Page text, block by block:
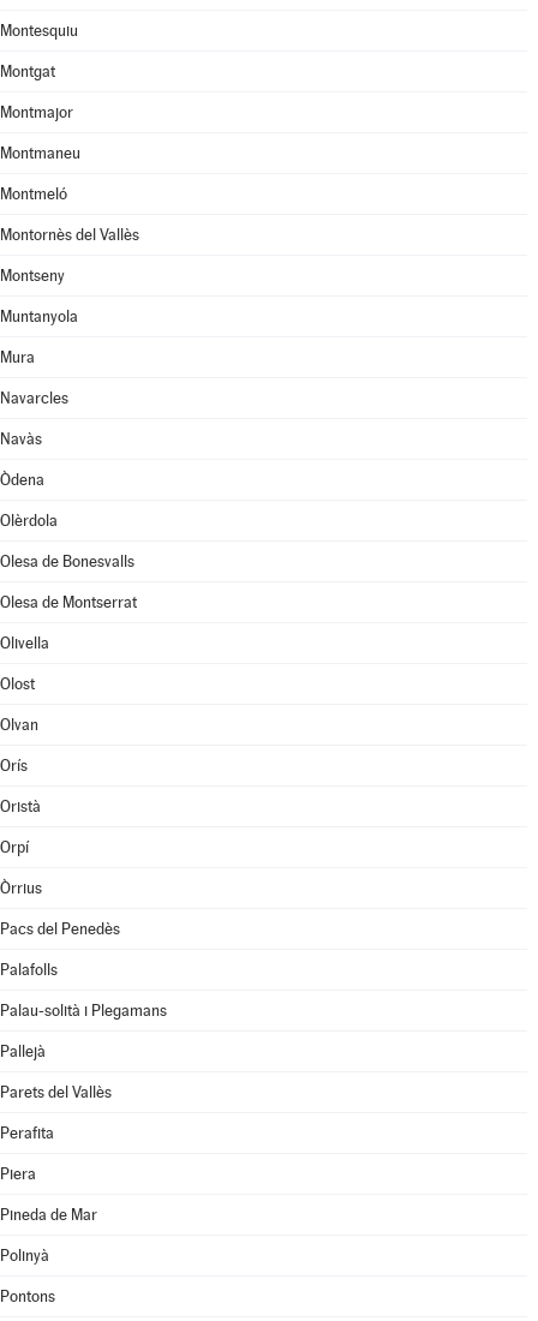
Montesquiu
Montgat
Montmajor
Montmaneu
Montmeló
Montornès del Vallès
Montseny
Muntanyola
Mura
Navarcles
Navàs
Òdena
Olèrdola
Olesa de Bonesvalls
Olesa de Montserrat
Olivella
Olost
Olvan
Orís
Oristà
Orpí
Òrrius
Pacs del Penedès
Palafolls
Palau-solità i Plegamans
Pallejà
Parets del Vallès
Perafita
Piera
Pineda de Mar
Polinyà
Pontons